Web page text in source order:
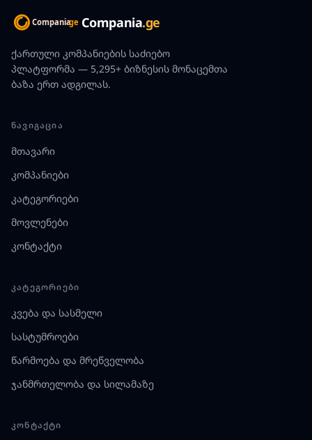
Compania.ge
ქართული კომპანიების საძიებო
პლატფორმა — 5,295+ ბიზნესის მონაცემთა
ბაზა ერთ ადგილას.
ᲜᲐᲕᲘᲒᲐᲪᲘᲐ
მთავარი
კომპანიები
კატეგორიები
მოვლენები
კონტაქტი
ᲙᲐᲢᲔᲒᲝᲠᲘᲔᲑᲘ
კვება და სასმელი
სასტუმროები
წარმოება და მრეწველობა
ჯანმრთელობა და სილამაზე
ᲙᲝᲜᲢᲐᲥᲢᲘ